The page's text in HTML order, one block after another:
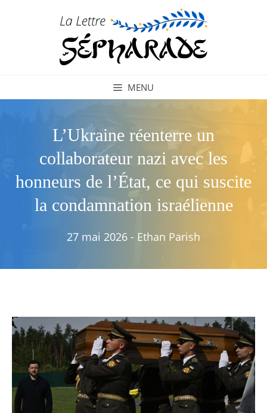
MENU
L’Ukraine réenterre un
collaborateur nazi avec les
honneurs de l’État, ce qui suscite
la condamnation israélienne
27 mai 2026 - Ethan Parish